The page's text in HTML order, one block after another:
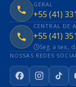
GERAL
+55 (41)
CENTRAL DE
+55 (41)
Seg. a sex.,
NOSSAS REDES
Facebook